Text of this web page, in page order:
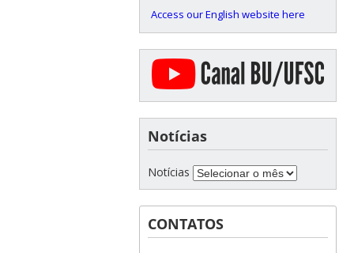
Access our English website here
Notícias
Notícias
CONTATOS